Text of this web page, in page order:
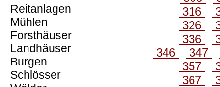
Reitanlagen
Mühlen
Forsthäuser
Landhäuser
Burgen
Schlösser
316
326
336
346
347
357
367